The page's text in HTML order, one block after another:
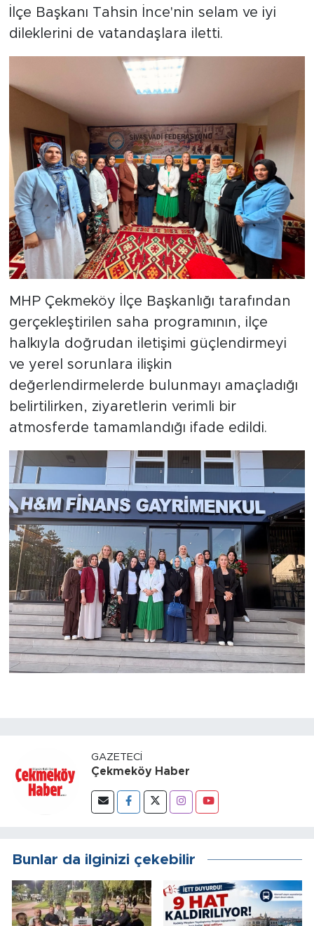
İlçe Başkanı Tahsin İnce'nin selam ve iyi
dileklerini de vatandaşlara iletti.
MHP Çekmeköy İlçe Başkanlığı tarafından
gerçekleştirilen saha programının, ilçe
halkıyla doğrudan iletişimi güçlendirmeyi
ve yerel sorunlara ilişkin
değerlendirmelerde bulunmayı amaçladığı
belirtilirken, ziyaretlerin verimli bir
atmosferde tamamlandığı ifade edildi.
GAZETECI
Çekmeköy Haber
Bunlar da ilginizi çekebilir